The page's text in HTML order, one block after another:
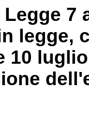
Legge 7
legge,
10